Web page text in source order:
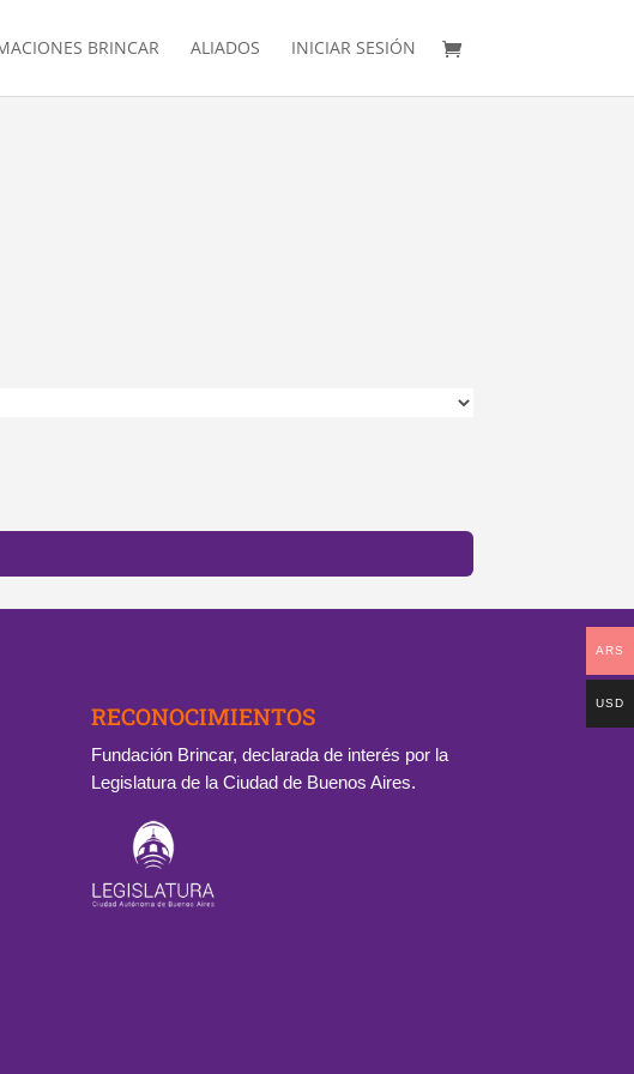
BRINCAR ALIADOS INICIAR SESIÓN
RECONOCIMIENTOS
Fundación Brincar, declarada de interés por la
Legislatura de la Ciudad de Buenos Aires.
ARS
USD